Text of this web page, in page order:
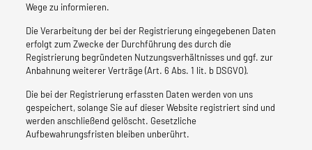
Wege zu informieren.
Die Verarbeitung der bei der Registrierung eingegebenen Daten
erfolgt zum Zwecke der Durchführung des durch die
Registrierung begründeten Nutzungsverhältnisses und ggf. zur
Anbahnung weiterer Verträge (Art. 6 Abs. 1 lit. b DSGVO).
Die bei der Registrierung erfassten Daten werden von uns
gespeichert, solange Sie auf dieser Website registriert sind und
werden anschließend gelöscht. Gesetzliche
Aufbewahrungsfristen bleiben unberührt.